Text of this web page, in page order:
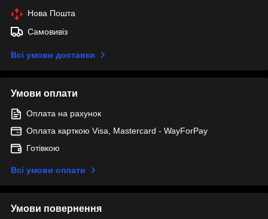
Нова Пошта
Самовивіз
Всі умови доставки
Умови оплати
Оплата на рахунок
Оплата карткою Visa, Mastercard - WayForPay
Готівкою
Всі умови оплати
Умови повернення